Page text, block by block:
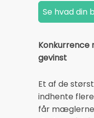
gevinst
Et af de
indhente
får